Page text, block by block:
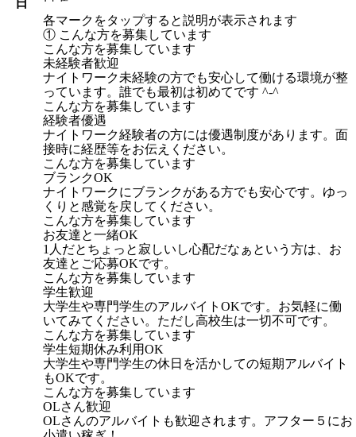
各マークをタップすると説明が表示されます
① こんな方を募集しています
こんな方を募集しています
未経験者歓迎
ナイトワーク未経験の方でも安心して働ける環境が整
っています。誰でも最初は初めてです ^-^
こんな方を募集しています
経験者優遇
ナイトワーク経験者の方には優遇制度があります。面
接時に経歴等をお伝えください。
こんな方を募集しています
ブランクOK
ナイトワークにブランクがある方でも安心です。ゆっ
くりと感覚を戻してください。
こんな方を募集しています
お友達と一緒OK
1人だとちょっと寂しいし心配だなぁという方は、お
友達とご応募OKです。
こんな方を募集しています
学生歓迎
大学生や専門学生のアルバイトOKです。お気軽に働
いてみてください。ただし高校生は一切不可です。
こんな方を募集しています
学生短期休み利用OK
大学生や専門学生の休日を活かしての短期アルバイト
もOKです。
こんな方を募集しています
OLさん歓迎
OLさんのアルバイトも歓迎されます。アフター５にお